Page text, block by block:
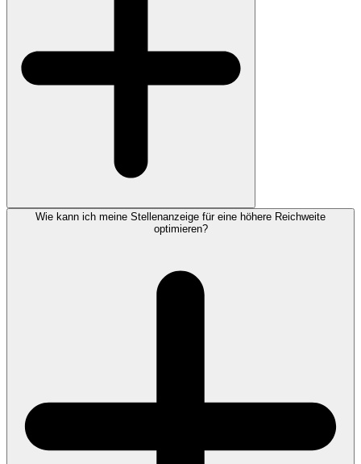
Wie kann ich meine Stellenanzeige für eine höhere Reichweite
optimieren?